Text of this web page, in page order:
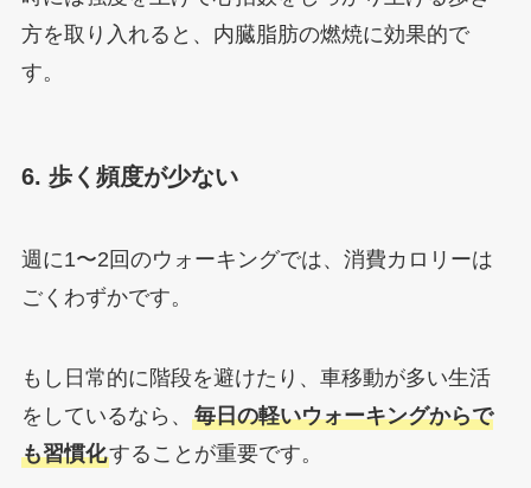
方を取り入れると、内臓脂肪の燃焼に効果的で
す。
6. 歩く頻度が少ない
週に1〜2回のウォーキングでは、消費カロリーは
ごくわずかです。
もし日常的に階段を避けたり、車移動が多い生活
をしているなら、 毎日の軽いウォーキングからで
も習慣化することが重要です。